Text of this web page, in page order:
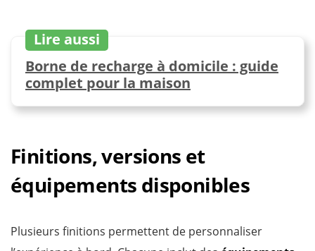
Lire aussi
Borne de recharge à domicile : guide
complet pour la maison
Finitions, versions et
équipements disponibles
Plusieurs finitions permettent de personnaliser